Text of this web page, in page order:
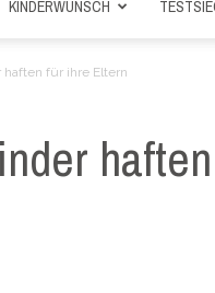
KINDERWUNSCH
für ihre Eltern